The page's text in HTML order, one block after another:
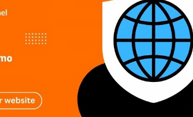
will close in 5seconds